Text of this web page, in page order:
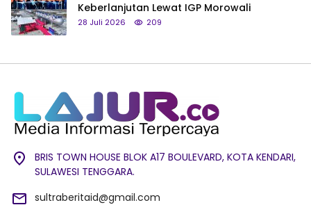
Keberlanjutan Lewat IGP Morowali
28 Juli 2026 209
BRIS TOWN HOUSE BLOK A17 BOULEVARD, KOTA KENDARI,
SULAWESI TENGGARA.
sultraberitaid@gmail.com